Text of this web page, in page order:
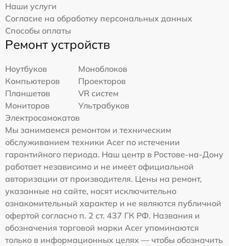
Наши услуги
Согласие на обработку персональных данных
Способы оплаты
Ремонт устройств
Ноутбуков
Моноблоков
Компьютеров
Проекторов
Планшетов
VR систем
Мониторов
Ультрабуков
Электросамокатов
Мы занимаемся ремонтом и техническим
обслуживанием техники Acer по истечении
гарантийного периода. Наш центр в Ростове-на-Дону
работает независимо и не имеет официальной
авторизации от производителя. Цены на ремонт,
указанные на сайте, носят исключительно
ознакомительный характер и не являются публичной
офертой согласно п. 2 ст. 437 ГК РФ. Названия и
обозначения торговой марки Acer упоминаются
только в информационных целях — чтобы обозначить